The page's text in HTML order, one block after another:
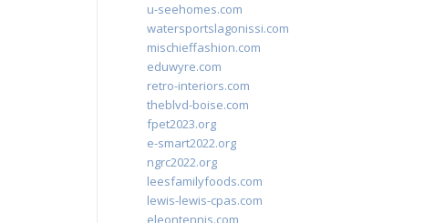
u-seehomes.com
watersportslagonissi.com
mischieffashion.com
eduwyre.com
retro-interiors.com
theblvd-boise.com
fpet2023.org
e-smart2022.org
ngrc2022.org
leesfamilyfoods.com
lewis-lewis-cpas.com
eleontennis.com